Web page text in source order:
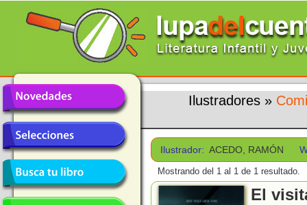
Ilustradores »
Ilustrador: ACEDO, RAMÓN
Mostrando del 1 al 1 de 1 resultado.
El